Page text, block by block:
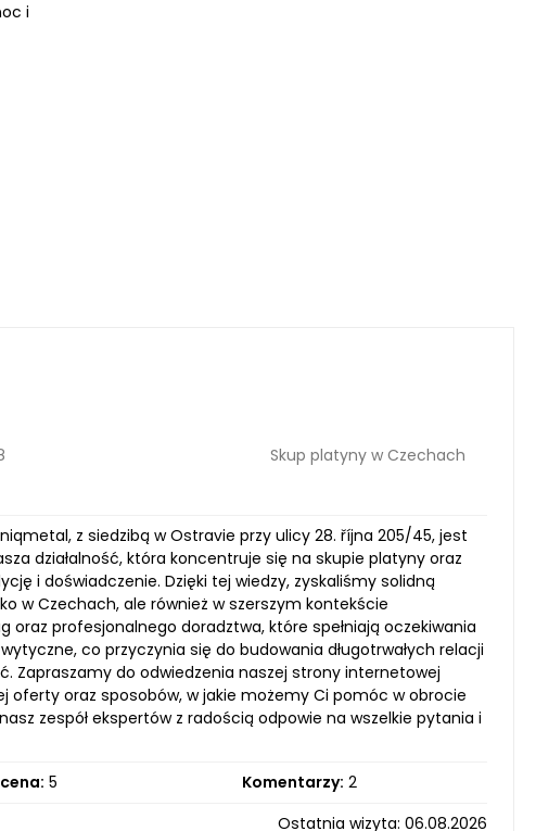
i
Skup platyny w Czechach
z siedzibą w Ostravie przy ulicy 28. října 205/45, jest
działalność, która koncentruje się na skupie platyny oraz
i doświadczenie. Dzięki tej wiedzy, zyskaliśmy solidną
w Czechach, ale również w szerszym kontekście
oraz profesjonalnego doradztwa, które spełniają oczekiwania
co przyczynia się do budowania długotrwałych relacji
Zapraszamy do odwiedzenia naszej strony internetowej
oraz sposobów, w jakie możemy Ci pomóc w obrocie
zespół ekspertów z radością odpowie na wszelkie pytania i
5 Komentarzy: 2
Ostatnia wizyta: 06.08.2026